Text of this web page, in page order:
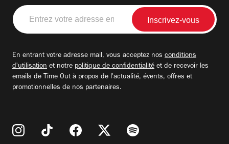
Entrez
votre
adresse
En entrant votre adresse mail, vous acceptez nos conditions
d'utilisation et notre politique de confidentialité et de recevoir les
emails de Time Out à propos de l'actualité, évents, offres et
promotionnelles de nos partenaires.